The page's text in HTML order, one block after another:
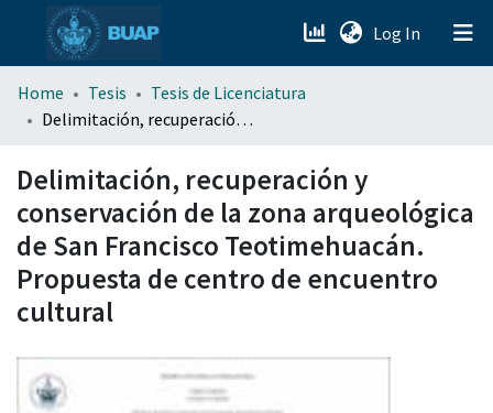
Log In (current)
menu.section.about_menu
Home Tesis
Tesis de Licenciatura
Delimitación, recuperación y conservación de la zona arqueológica de San Francisco Teotimehuacán. Propuesta de centro de encuentro cultural
Delimitación, recuperación y
conservación de la zona arqueológica
de San Francisco Teotimehuacán.
Propuesta de centro de encuentro
cultural